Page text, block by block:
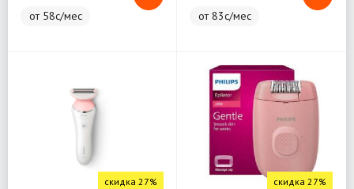
от 58с/мес от 83с/мес
скидка 27% скидка 27%